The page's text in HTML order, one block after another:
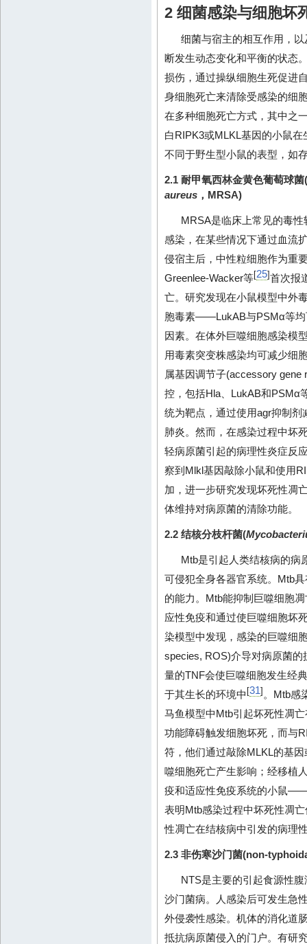
2 细菌感染与细胞坏
细菌与宿主的相互作用，
断发生动态变化和平衡的状态
损伤，通过操纵细胞生死促进
身细胞死亡来清除受感染的细
在多种细胞死亡方式，其中之
白RIPK3或MLKL基因的小鼠
不同于野生型小鼠的表型，如
2.1 耐甲氧西林金黄色葡萄球
aureus ，MRSA)
MRSA是临床上常见的毒
感染，在某些情况下通过血流
侵宿主后，中性粒细胞作为重
Greenlee-Wacker等[25]首次报
亡。研究发现在小鼠模型中外
胞毒素——LukAB与PSMα等均
因素。在体外巨噬细胞感染模
用毒素突变株感染均可减少细
属基因调节子(accessory gene
控，包括Hla、LukAB和PSMα
统为靶点，通过使用agr抑制
肺炎。然而，在感染过程中坏
轻病原菌引起的病理性炎症反
察到Mlkl基因敲除小鼠和使用
加，进一步研究发现坏死性凋
体维持对病原菌的清除功能。
2.2 结核分枝杆菌(
Mtb是引起人类结核病的病
可侵犯全身各器官系统。Mtb
的能力。Mtb能抑制巨噬细胞
应性免疫和通过使巨噬细胞坏
染模型中发现，感染的巨噬细
species, ROS)介导对病原菌的
量的TNF会使巨噬细胞发生经
于其生长的环境中 [31] 。Mtb感
马鱼模型中Mtb引起坏死性凋
功能障碍触发细胞坏死，而与
符，他们通过敲除MLKL的基
噬细胞死亡产生影响；经移植
疫和适应性免疫系统的小鼠
表明Mtb感染过程中坏死性凋
性凋亡在结核病中引发的病理
2.3 非伤寒沙门菌(non-
NTS是主要的引起食源性
沙门菌病。人感染后可发生急
外侵袭性感染。机体的消化道
抵抗病原菌侵入的门户。有研